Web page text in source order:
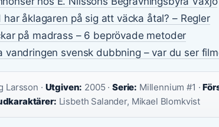
har åklagaren på sig att väcka åtal? – Regler
på madrass – 6 beprövade metoder
vandringen svensk dubbning – var du ser
Larsson · Utgiven: 2005 · Serie: Millennium #1 ·
Lisbeth Salander, Mikael Blomkvist